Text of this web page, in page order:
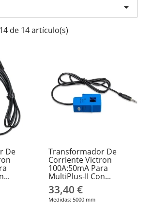

de 14 artículo(s)
De Transformador De
Corriente Victron
100A:50mA Para
MultiPlus-II Con...
33,40 €
Medidas: 5000 mm